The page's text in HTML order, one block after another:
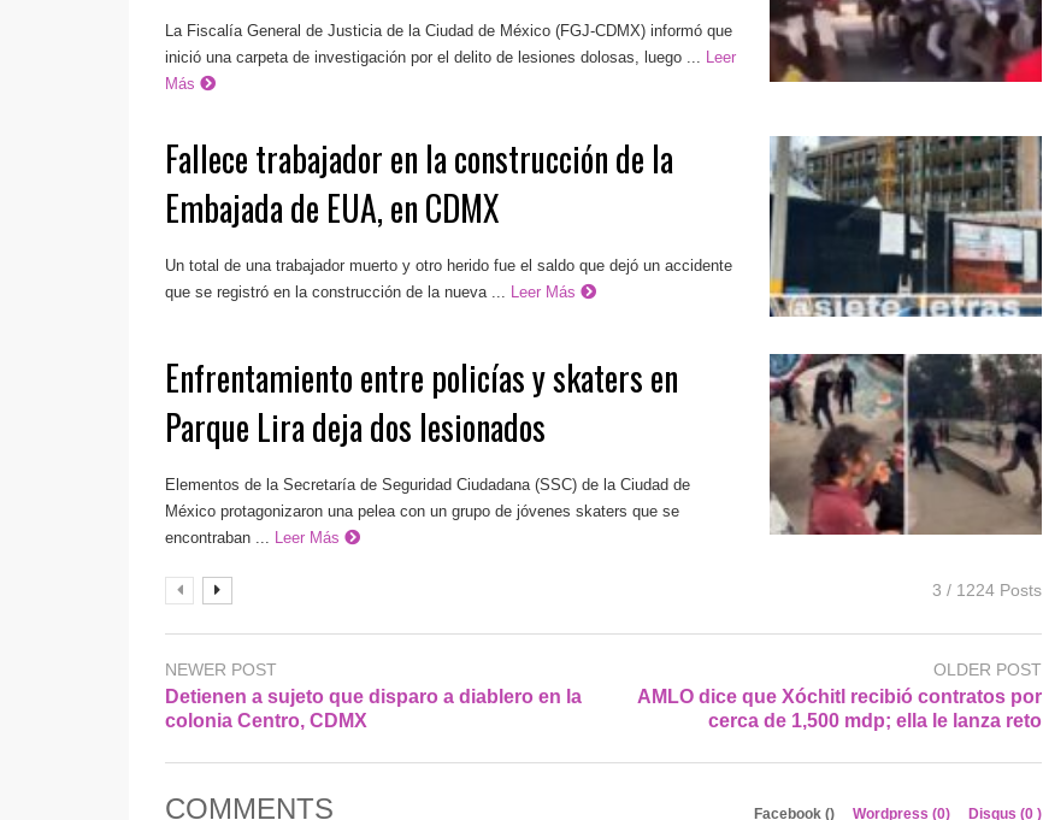
La Fiscalía General de Justicia de la Ciudad de México (FGJ-CDMX) informó que
inició una carpeta de investigación por el delito de lesiones dolosas, luego ... Leer
Más
Fallece trabajador en la construcción de la
Embajada de EUA, en CDMX
Un total de una trabajador muerto y otro herido fue el saldo que dejó un accidente
que se registró en la construcción de la nueva ... Leer Más
Enfrentamiento entre policías y skaters en
Parque Lira deja dos lesionados
Elementos de la Secretaría de Seguridad Ciudadana (SSC) de la Ciudad de
México protagonizaron una pelea con un grupo de jóvenes skaters que se
encontraban ...
Leer Más
3 / 1224 Posts
NEWER POST
Detienen a sujeto que disparo a diablero en la
colonia Centro, CDMX
OLDER POST
AMLO dice que Xóchitl recibió contratos por
cerca de 1,500 mdp; ella le lanza reto
COMMENTS Facebook () Wordpress (0) Disqus (0 )